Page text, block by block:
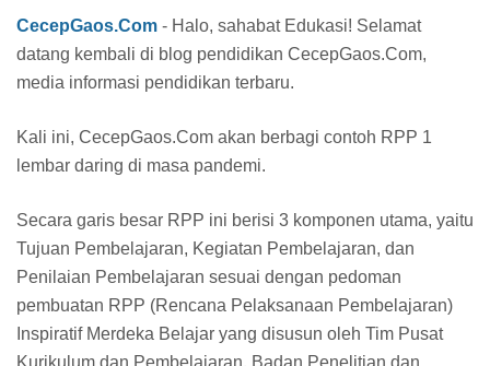
CecepGaos.Com - Halo, sahabat Edukasi! Selamat
datang kembali di blog pendidikan CecepGaos.Com,
media informasi pendidikan terbaru.
Kali ini, CecepGaos.Com akan berbagi contoh RPP 1
lembar daring di masa pandemi.
Secara garis besar RPP ini berisi 3 komponen utama, yaitu
Tujuan Pembelajaran, Kegiatan Pembelajaran, dan
Penilaian Pembelajaran sesuai dengan pedoman
pembuatan RPP (Rencana Pelaksanaan Pembelajaran)
Inspiratif Merdeka Belajar yang disusun oleh Tim Pusat